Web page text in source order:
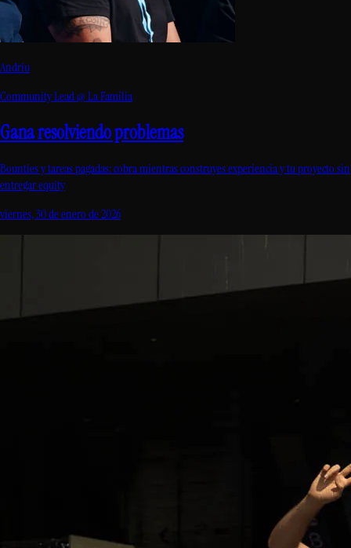
Andriu
Community Lead @ La Familia
Gana resolviendo problemas
Bounties y tareas pagadas: cobra mientras construyes experiencia y tu proyecto sin
entregar equity
viernes, 30 de enero de 2026